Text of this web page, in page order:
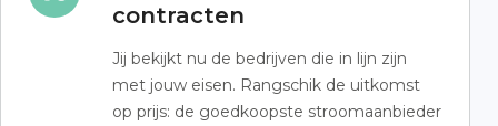
contracten
Jij bekijkt nu de bedrijven die in lijn zijn
met jouw eisen. Rangschik de uitkomst
op prijs: de goedkoopste stroomaanbieder